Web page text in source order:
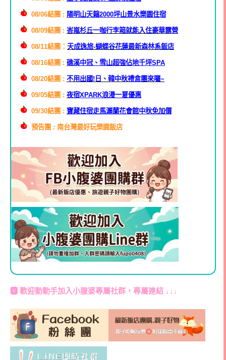
08/06結團 : 陽明山天籟2000坪山景水樂園住宿
08/09結團 : 峇嵐杉丘一咖行李箱就能入住豪華露營
08/11結團： 天成逸旅-蝴蝶谷花蓮最新森林系飯店
08/16結團 : 礁溪中冠、雪山超強佔地千坪SPA
08/20結團 : 不用出國!日、韓中秋禮盒團來囉~
09/05結團 : 夜宿XPARK浪漫一夏優惠
09/30結團 : 寶藏住宿走馬瀨蘭花會館中秋免加價
預告團 : 南台灣最好玩樂園飯店
🆅 歡迎動動手加入小腹婆專屬社群 ，專屬連結 ↓↓↓